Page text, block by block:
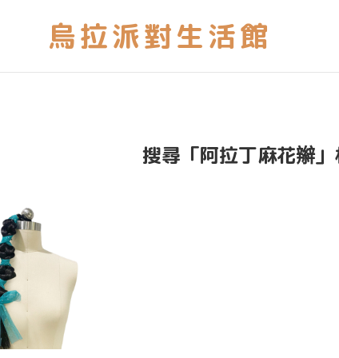
搜尋「阿拉丁麻花辮